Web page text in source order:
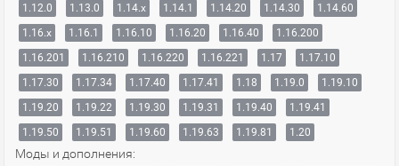
1.12.0
1.13.0 1.14.x 1.14.1 1.14.20 1.14.30
1.14.60
1.16.x
1.16.1 1.16.10 1.16.20 1.16.40
1.16.200
1.16.201
1.16.210 1.16.220 1.16.221 1.17
1.17.10
1.17.30
1.17.34 1.17.40 1.17.41 1.18 1.19.0
1.19.10
1.19.20
1.19.22 1.19.30 1.19.31 1.19.40
1.19.41
1.19.50
1.19.51 1.19.60 1.19.63 1.19.81 1.20
Моды и дополнения: